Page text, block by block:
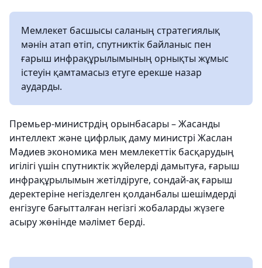
Мемлекет басшысы саланың стратегиялық
мәнін атап өтіп, спутниктік байланыс пен
ғарыш инфрақұрылымының орнықты жұмыс
істеуін қамтамасыз етуге ерекше назар
аударды.
Премьер-министрдің орынбасары – Жасанды
интеллект және цифрлық даму министрі Жаслан
Мәдиев экономика мен мемлекеттік басқарудың
игілігі үшін спутниктік жүйелерді дамытуға, ғарыш
инфрақұрылымын жетілдіруге, сондай-ақ ғарыш
деректеріне негізделген қолданбалы шешімдерді
енгізуге бағытталған негізгі жобаларды жүзеге
асыру жөнінде мәлімет берді.